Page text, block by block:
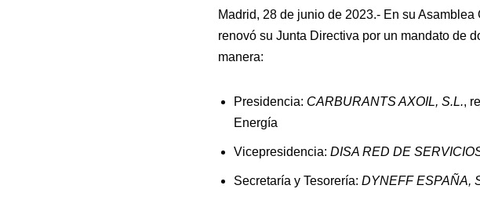
Madrid, 28 de junio de 2023.- En su
renovó su Junta Directiva por un mandato de
manera:
Presidencia: CARBURANTS AXOIL, S.L.,
Energía
Vicepresidencia: DISA RED DE
Secretaría y Tesorería: DYNEFF ESPAÑA,